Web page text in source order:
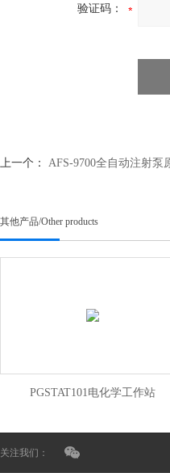
验证码：
上一个： AFS-9700全自动注射泵
其他产品/Other products
PGSTAT101电化学工作站
关注我们：